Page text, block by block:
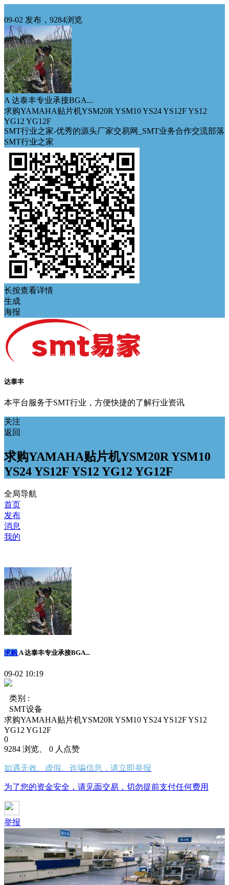
09-02 发布，9284浏览
A 达泰丰专业承接BGA...
求购YAMAHA贴片机YSM20R YSM10 YS24 YS12F YS12
YG12 YG12F
SMT行业之家-优秀的源头厂家交易网_SMT业务合作交流部落
SMT行业之家
长按查看详情
生成
海报
达泰丰
本平台服务于SMT行业，方便快捷的了解行业资讯
关注
返回
求购YAMAHA贴片机YSM20R YSM10
YS24 YS12F YS12 YG12 YG12F
全局导航
首页
发布
消息
我的
求购 A 达泰丰专业承接BGA...
09-02 10:19
类别 :
SMT设备
求购YAMAHA贴片机YSM20R YSM10 YS24 YS12F YS12
YG12 YG12F
0
9284 浏览、 0 人点赞
如遇无效、虚假、诈骗信息，请立即举报
为了您的资金安全，请见面交易，切勿提前支付任何费用
举报